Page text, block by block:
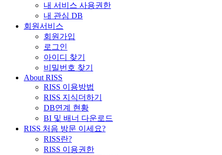
내 서비스 사용권한
내 관심 DB
회원서비스
회원가입
로그인
아이디 찾기
비밀번호 찾기
About RISS
RISS 이용방법
RISS 지식더하기
DB연계 현황
BI 및 배너 다운로드
RISS 처음 방문 이세요?
RISS란?
RISS 이용권한